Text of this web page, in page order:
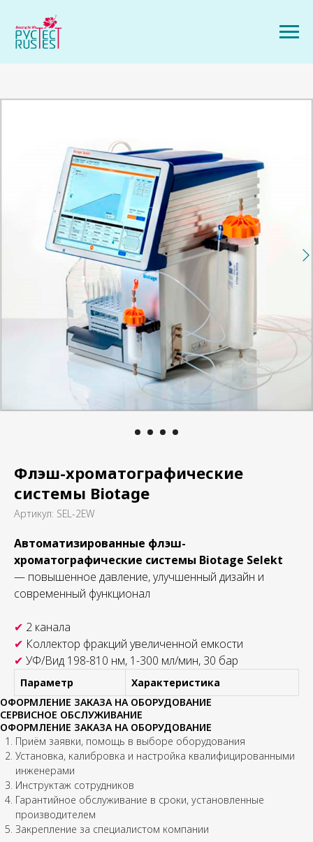
Флэш-хроматографические
системы Biotage
Артикул: SEL-2EW
Автоматизированные флэш-
хроматографические системы Biotage Selekt
— повышенное давление, улучшенный дизайн и
современный функционал
✔ 2 канала
✔ Коллектор фракций увеличенной емкости
✔ УФ/Вид 198-810 нм, 1-300 мл/мин, 30 бар
Параметр
Характеристика
ОФОРМЛЕНИЕ ЗАКАЗА НА ОБОРУДОВАНИЕ
СЕРВИСНОЕ ОБСЛУЖИВАНИЕ
ОФОРМЛЕНИЕ ЗАКАЗА НА ОБОРУДОВАНИЕ
Приём заявки, помощь в выборе оборудования
Установка, калибровка и настройка квалифицированными
инженерами
Инструктаж сотрудников
Гарантийное обслуживание в сроки, установленные
производителем
Закрепление за специалистом компании